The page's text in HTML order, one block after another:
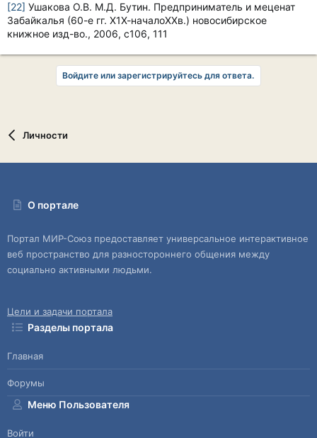
[22] Ушакова О.В. М.Д. Бутин. Предприниматель и меценат
Забайкалья (60-е гг. Х1Х-началоХХв.) новосибирское
книжное изд-во., 2006, с106, 111
Войдите или зарегистрируйтесь для ответа.
Личности
О портале
Портал МИР-Союз предоставляет универсальное интерактивное
веб пространство для разностороннего общения между
социально активными людьми.
Цели и задачи портала
Разделы портала
Главная
Форумы
Меню Пользователя
Войти